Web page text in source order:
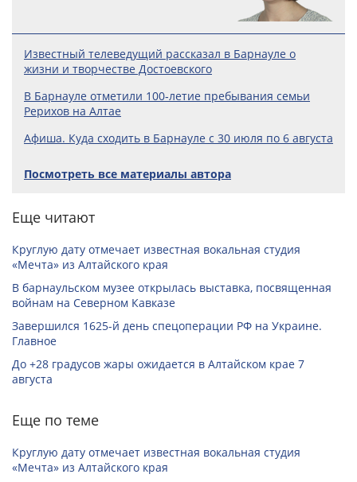
Известный телеведущий рассказал в Барнауле о
жизни и творчестве Достоевского
В Барнауле отметили 100‑летие пребывания семьи
Рерихов на Алтае
Афиша. Куда сходить в Барнауле с 30 июля по 6 августа
Посмотреть все материалы автора
Еще читают
Круглую дату отмечает известная вокальная студия
«Мечта» из Алтайского края
В барнаульском музее открылась выставка, посвященная
войнам на Северном Кавказе
Завершился 1625-й день спецоперации РФ на Украине.
Главное
До +28 градусов жары ожидается в Алтайском крае 7
августа
Еще по теме
Круглую дату отмечает известная вокальная студия
«Мечта» из Алтайского края